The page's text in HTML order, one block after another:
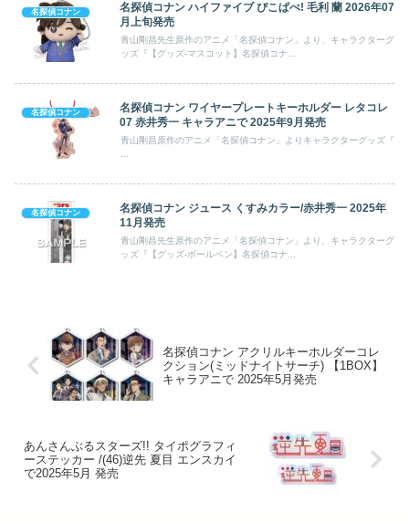
名探偵コナン
名探偵コナン ハイファイブ ぴこぱぺ! 毛利 蘭 2026年07
月上旬発売
青山剛昌先生原作のアニメ「名探偵コナン」より、キャラクターグ
ッズ『【グッズ-マスコット】名探偵コナ...
名探偵コナン
名探偵コナン ワイヤープレートキーホルダー レタコレ
07 赤井秀一 キャラアニで 2025年9月発売
青山剛昌原作のアニメ「名探偵コナン」よりキャラクターグッズ『
名探偵コナン
名探偵コナン ジュース くすみカラー/赤井秀一 2025年
11月発売
青山剛昌先生原作のアニメ「名探偵コナン」より、キャラクターグ
ッズ『【グッズ-ボールペン】名探偵コナ...
名探偵コナン アクリルキーホルダーコレ
クション(ミッドナイトサーチ) 【1BOX】
キャラアニで 2025年5月発売
あんさんぶるスターズ!! タイポグラフィ
ーステッカー /(46)逆先 夏目 エンスカイ
で2025年5月 発売